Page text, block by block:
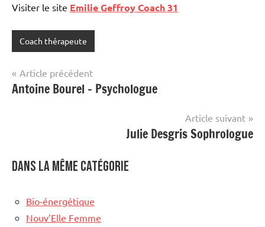
Visiter le site Emilie Geffroy Coach 31
Coach thérapeute
Navigation
de
Article précédent
Antoine Bourel – Psychologue
Article suivant
Julie Desgris Sophrologue
Dans la même catégorie
Bio-énergétique
Nouv’Elle Femme